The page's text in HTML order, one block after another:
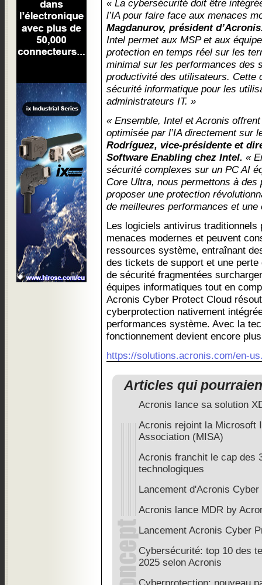
« La cybersécurité doit être
l’IA pour faire face aux menaces
Magdanurov, président
Intel permet aux MSP et aux
protection en temps réel sur les
minimal sur les performances des
productivité des utilisateurs. Cette
sécurité informatique pour les
administrateurs IT. »
« Ensemble, Intel et Acronis
optimisée par l’IA directement sur
Rodríguez, vice-présidente et
Software Enabling chez Intel. «
sécurité complexes sur un PC AI
Core Ultra, nous permettons à
proposer une protection
de meilleures performances et
Les logiciels antivirus traditionnels
menaces modernes et peuvent
ressources système, entraînant
des tickets de support et une
de sécurité fragmentées
équipes informatiques tout en
Acronis Cyber Protect Cloud
cyberprotection nativement
performances système. Avec la
fonctionnement devient encore
https://solutions.acronis.com/en-
Articles qui
Acronis lance sa solution
Acronis rejoint la Microsoft
Association (MISA)
Acronis franchit le cap des
technologiques
Lancement d'Acronis
Acronis lance MDR by
Lancement Acronis Cyber
Cybersécurité: top 10 des
2025 selon Acronis